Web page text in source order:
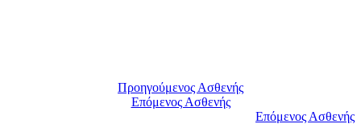
Προηγούμενος Ασθενής
Επόμενος Ασθενής
Επόμενος Ασθενής